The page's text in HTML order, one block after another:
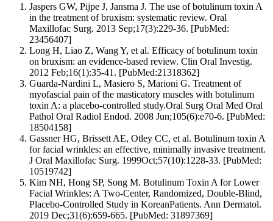
Jaspers GW, Pijpe J, Jansma J. The use of botulinum toxin A
in the treatment of bruxism: systematic review. Oral
Maxillofac Surg. 2013 Sep;17(3):229-36. [PubMed:
23456407]
Long H, Liao Z, Wang Y, et al. Efficacy of botulinum toxin
on bruxism: an evidence-based review. Clin Oral Investig.
2012 Feb;16(1):35-41. [PubMed:21318362]
Guarda-Nardini L, Masiero S, Marioni G. Treatment of
myofascial pain of the masticatory muscles with botulinum
toxin A: a placebo-controlled study.Oral Surg Oral Med Oral
Pathol Oral Radiol Endod. 2008 Jun;105(6):e70-6. [PubMed:
18504158]
Gassner HG, Brissett AE, Otley CC, et al. Botulinum toxin A
for facial wrinkles: an effective, minimally invasive treatment.
J Oral Maxillofac Surg. 1999Oct;57(10):1228-33. [PubMed:
10519742]
Kim NH, Hong SP, Song M. Botulinum Toxin A for Lower
Facial Wrinkles: A Two-Center, Randomized, Double-Blind,
Placebo-Controlled Study in KoreanPatients. Ann Dermatol.
2019 Dec;31(6):659-665. [PubMed: 31897369]